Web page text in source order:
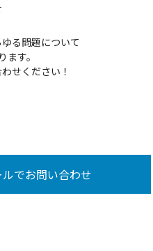
る問題について
ます。
せください！
ルでお問い合わせ